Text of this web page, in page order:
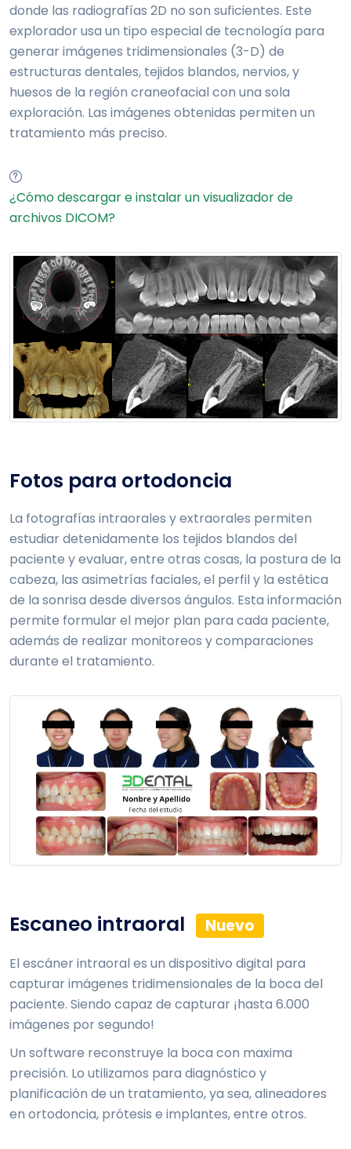
donde las radiografías 2D no son suficientes. Este
explorador usa un tipo especial de tecnología para
generar imágenes tridimensionales (3-D) de
estructuras dentales, tejidos blandos, nervios, y
huesos de la región craneofacial con una sola
exploración. Las imágenes obtenidas permiten un
tratamiento más preciso.
¿Cómo descargar e instalar un visualizador de
archivos DICOM?
Fotos para ortodoncia
La fotografías intraorales y extraorales permiten
estudiar detenidamente los tejidos blandos del
paciente y evaluar, entre otras cosas, la postura de la
cabeza, las asimetrías faciales, el perfil y la estética
de la sonrisa desde diversos ángulos. Esta información
permite formular el mejor plan para cada paciente,
además de realizar monitoreos y comparaciones
durante el tratamiento.
Escaneo intraoral Nuevo
El escáner intraoral es un dispositivo digital para
capturar imágenes tridimensionales de la boca del
paciente. Siendo capaz de capturar ¡hasta 6.000
imágenes por segundo!
Un software reconstruye la boca con maxima
precisión. Lo utilizamos para diagnóstico y
planificación de un tratamiento, ya sea, alineadores
en ortodoncia, prótesis e implantes, entre otros.